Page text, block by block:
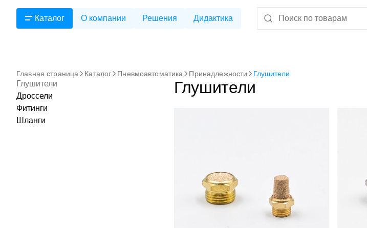
Каталог О компании Решения Дидактика
Главная страница Каталог Пневмоавтоматика Принадлежности Глушители
Глушители
Дроссели
Фитинги
Шланги
Глушители